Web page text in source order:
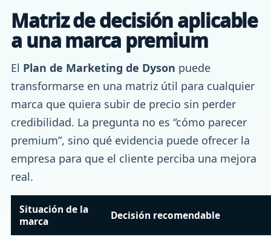
Matriz de decisión aplicable
a una marca premium
El Plan de Marketing de Dyson puede
transformarse en una matriz útil para cualquier
marca que quiera subir de precio sin perder
credibilidad. La pregunta no es “cómo parecer
premium”, sino qué evidencia puede ofrecer la
empresa para que el cliente perciba una mejora
real.
Situación de la
marca
Decisión recomendable